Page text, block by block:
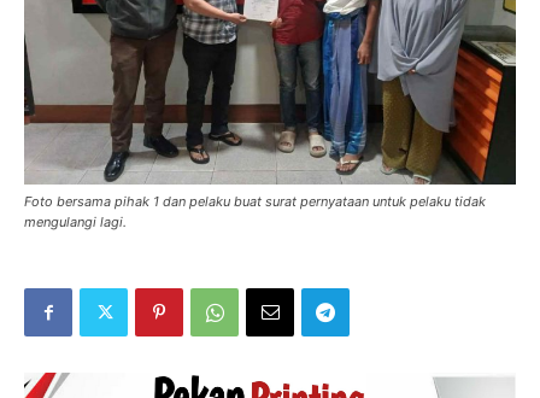
Foto bersama pihak 1 dan pelaku buat surat pernyataan untuk pelaku tidak
mengulangi lagi.